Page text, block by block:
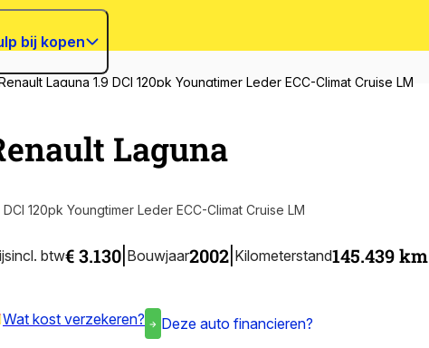
bij kopen
Laguna 1.9 DCI 120pk Youngtimer Leder ECC-Climat Cruise LM
Laguna
DCI 120pk Youngtimer Leder ECC-Climat Cruise LM
incl. btw€ 3.130 Bouwjaar2002 Kilometerstand145.439km
Wat kost verzekeren? Deze auto financieren?